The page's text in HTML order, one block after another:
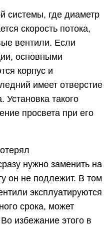
системы, где диаметр
скорость потока,
вентили. Если
основными
корпус и
имеет отверстие
Установка такого
просвета при его
нужно заменить на
он не подлежит. В том
эксплуатируются
срока, может
избежание этого в